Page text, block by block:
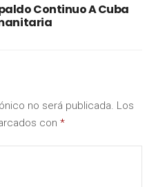
Continuo A Cuba
no será publicada. Los
con *